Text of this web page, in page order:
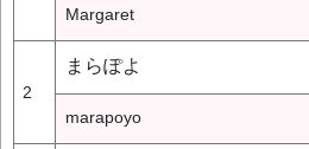
Margaret
2
まらぽよ
marapoyo